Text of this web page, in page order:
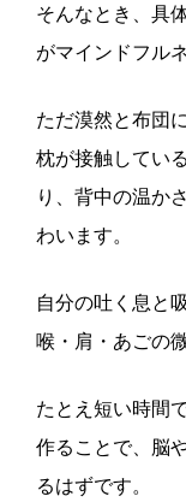
そんなとき、具
がマインドフル
ただ漠然と布団
枕が接触してい
り、背中の温か
わいます。
自分の吐く息と
喉・肩・あごの
たとえ短い時間
作ることで、脳
るはずです。